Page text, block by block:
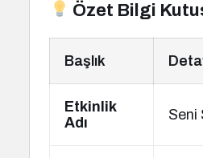
Özet Bilgi
Başlık
Etkinlik
Adı
Seni